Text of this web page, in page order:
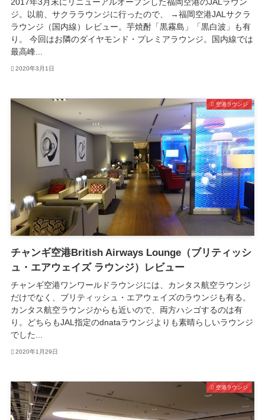
ジ。以前、サクララウンジに行ったので、 →福岡空港JALサクラ
ラウンジ（国内線）レビュー。芋焼酎「黒霧島」「黒白波」も有
り。 今回はお隣のダイヤモンド・プレミアラウンジ。国内線では
最高峰...
2020年3月1日
空港ラウンジ
チャンギ空港British Airways Lounge（ブリティッシ
ュ・エアウェイズ ラウンジ）レビュー
チャンギ空港ワンワールドラウンジには、カンタス航空ラウンジ
だけでなく、ブリティッシュ・エアウェイズのラウンジも有る。
カンタス航空ラウンジからも近いので、両方ハシゴするのは有
り。どちらもJAL指定のdnataラウンジよりも素晴らしいラウンジ
でした...
2020年1月29日
空港ラウンジ